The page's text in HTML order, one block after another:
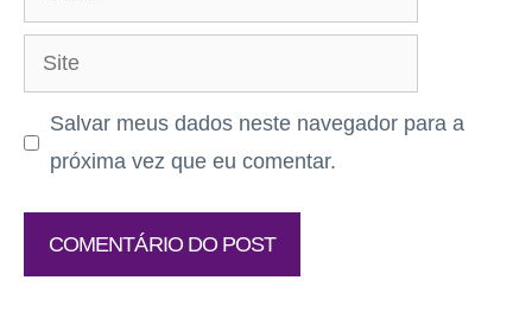
mail
Site
Salvar meus dados neste navegador para a
próxima vez que eu comentar.